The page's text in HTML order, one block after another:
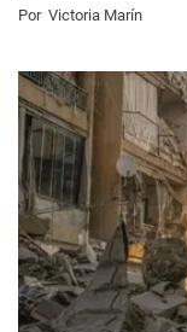
Por Victoria Marín